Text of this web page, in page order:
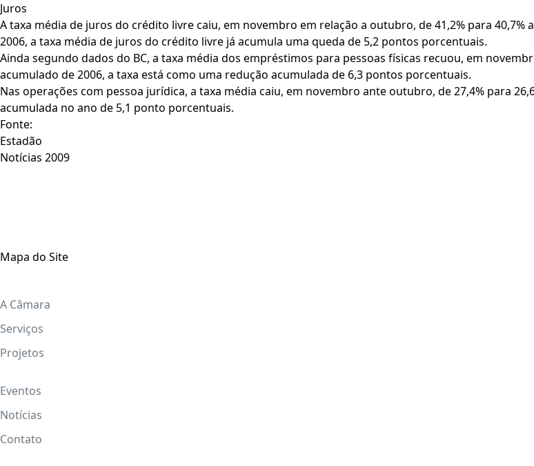
Juros
A taxa média de juros do crédito livre caiu, em novembro em relação a outubro, de 41,2% para 40,7%
2006, a taxa média de juros do crédito livre já acumula uma queda de 5,2 pontos porcentuais.
Ainda segundo dados do BC, a taxa média dos empréstimos para pessoas físicas recuou, em
acumulado de 2006, a taxa está como uma redução acumulada de 6,3 pontos porcentuais.
Nas operações com pessoa jurídica, a taxa média caiu, em novembro ante outubro, de 27,4% para
acumulada no ano de 5,1 ponto porcentuais.
Fonte:
Estadão
Notícias 2009
Mapa do Site
A Câmara
Serviços
Projetos
Eventos
Notícias
Contato